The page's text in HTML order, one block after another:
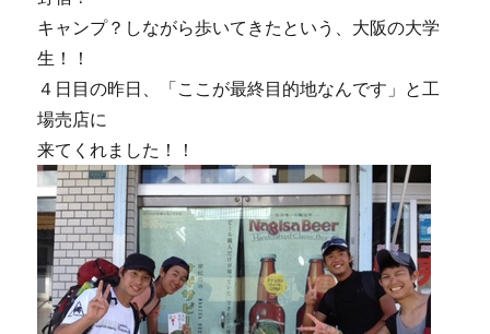
キャンプ？しながら歩いてきたという、大阪の大学
生！！
４日目の昨日、「ここが最終目的地なんです」と工
場売店に
来てくれました！！